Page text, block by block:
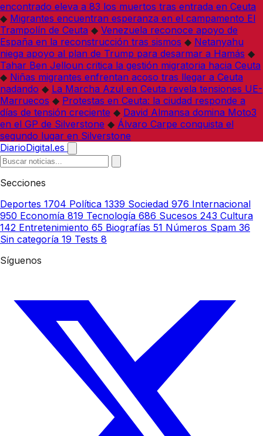
encontrado eleva a 83 los muertos tras entrada en Ceuta
◆ Migrantes encuentran esperanza en el campamento El
Trampolín de Ceuta ◆ Venezuela reconoce apoyo de
España en la reconstrucción tras sismos ◆ Netanyahu
niega apoyo al plan de Trump para desarmar a Hamás ◆
Tahar Ben Jelloun critica la gestión migratoria hacia Ceuta
◆ Niñas migrantes enfrentan acoso tras llegar a Ceuta
nadando ◆ La Marcha Azul en Ceuta revela tensiones UE-
Marruecos ◆ Protestas en Ceuta: la ciudad responde a
días de tensión creciente ◆ David Almansa domina Moto3
en el GP de Silverstone ◆ Álvaro Carpe conquista el
segundo lugar en Silverstone
DiarioDigital.es
Secciones
Deportes 1704 Política 1339 Sociedad 976 Internacional
950 Economía 819 Tecnología 686 Sucesos 243 Cultura
142 Entretenimiento 65 Biografías 51 Números Spam 36
Sin categoría 19 Tests 8
Síguenos